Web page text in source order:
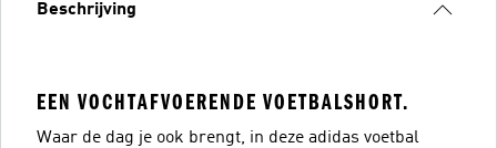
Beschrijving
EEN VOCHTAFVOERENDE VOETBALSHORT.
Waar de dag je ook brengt, in deze adidas voetbal